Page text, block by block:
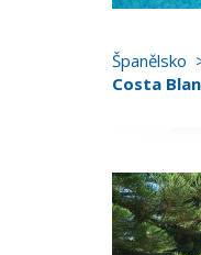
Španělsko
Costa